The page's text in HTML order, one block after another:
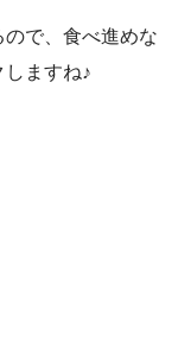
で、食べ進めな
ますね♪